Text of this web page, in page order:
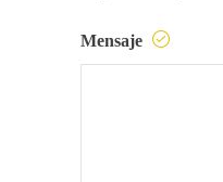
Mensaje